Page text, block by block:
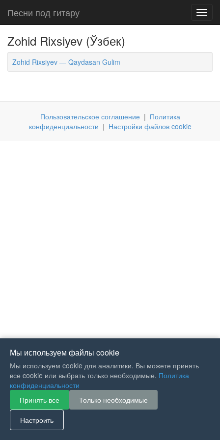
Песни под гитару
Zohid Rixsiyev (Ўзбек)
Zohid Rixsiyev — Qaydasan Gulim
Пользовательское соглашение | Политика
конфиденциальности | Настройки файлов cookie
Мы используем файлы cookie
Мы используем cookie для аналитики. Вы можете принять
все cookie или выбрать только необходимые. Политика
конфиденциальности
Принять все
Только необходимые
Настроить
If you like Guitar Songs, you
can buy me a coffee :)